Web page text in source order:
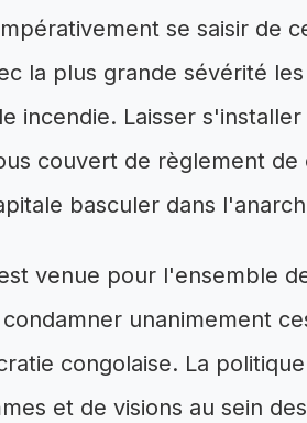
se saisir de
la plus grande sévérité
incendie. Laisser
couvert de règlement
basculer dans
venue pour l'ensemble
unanimement
congolaise. La
et de visions au sein